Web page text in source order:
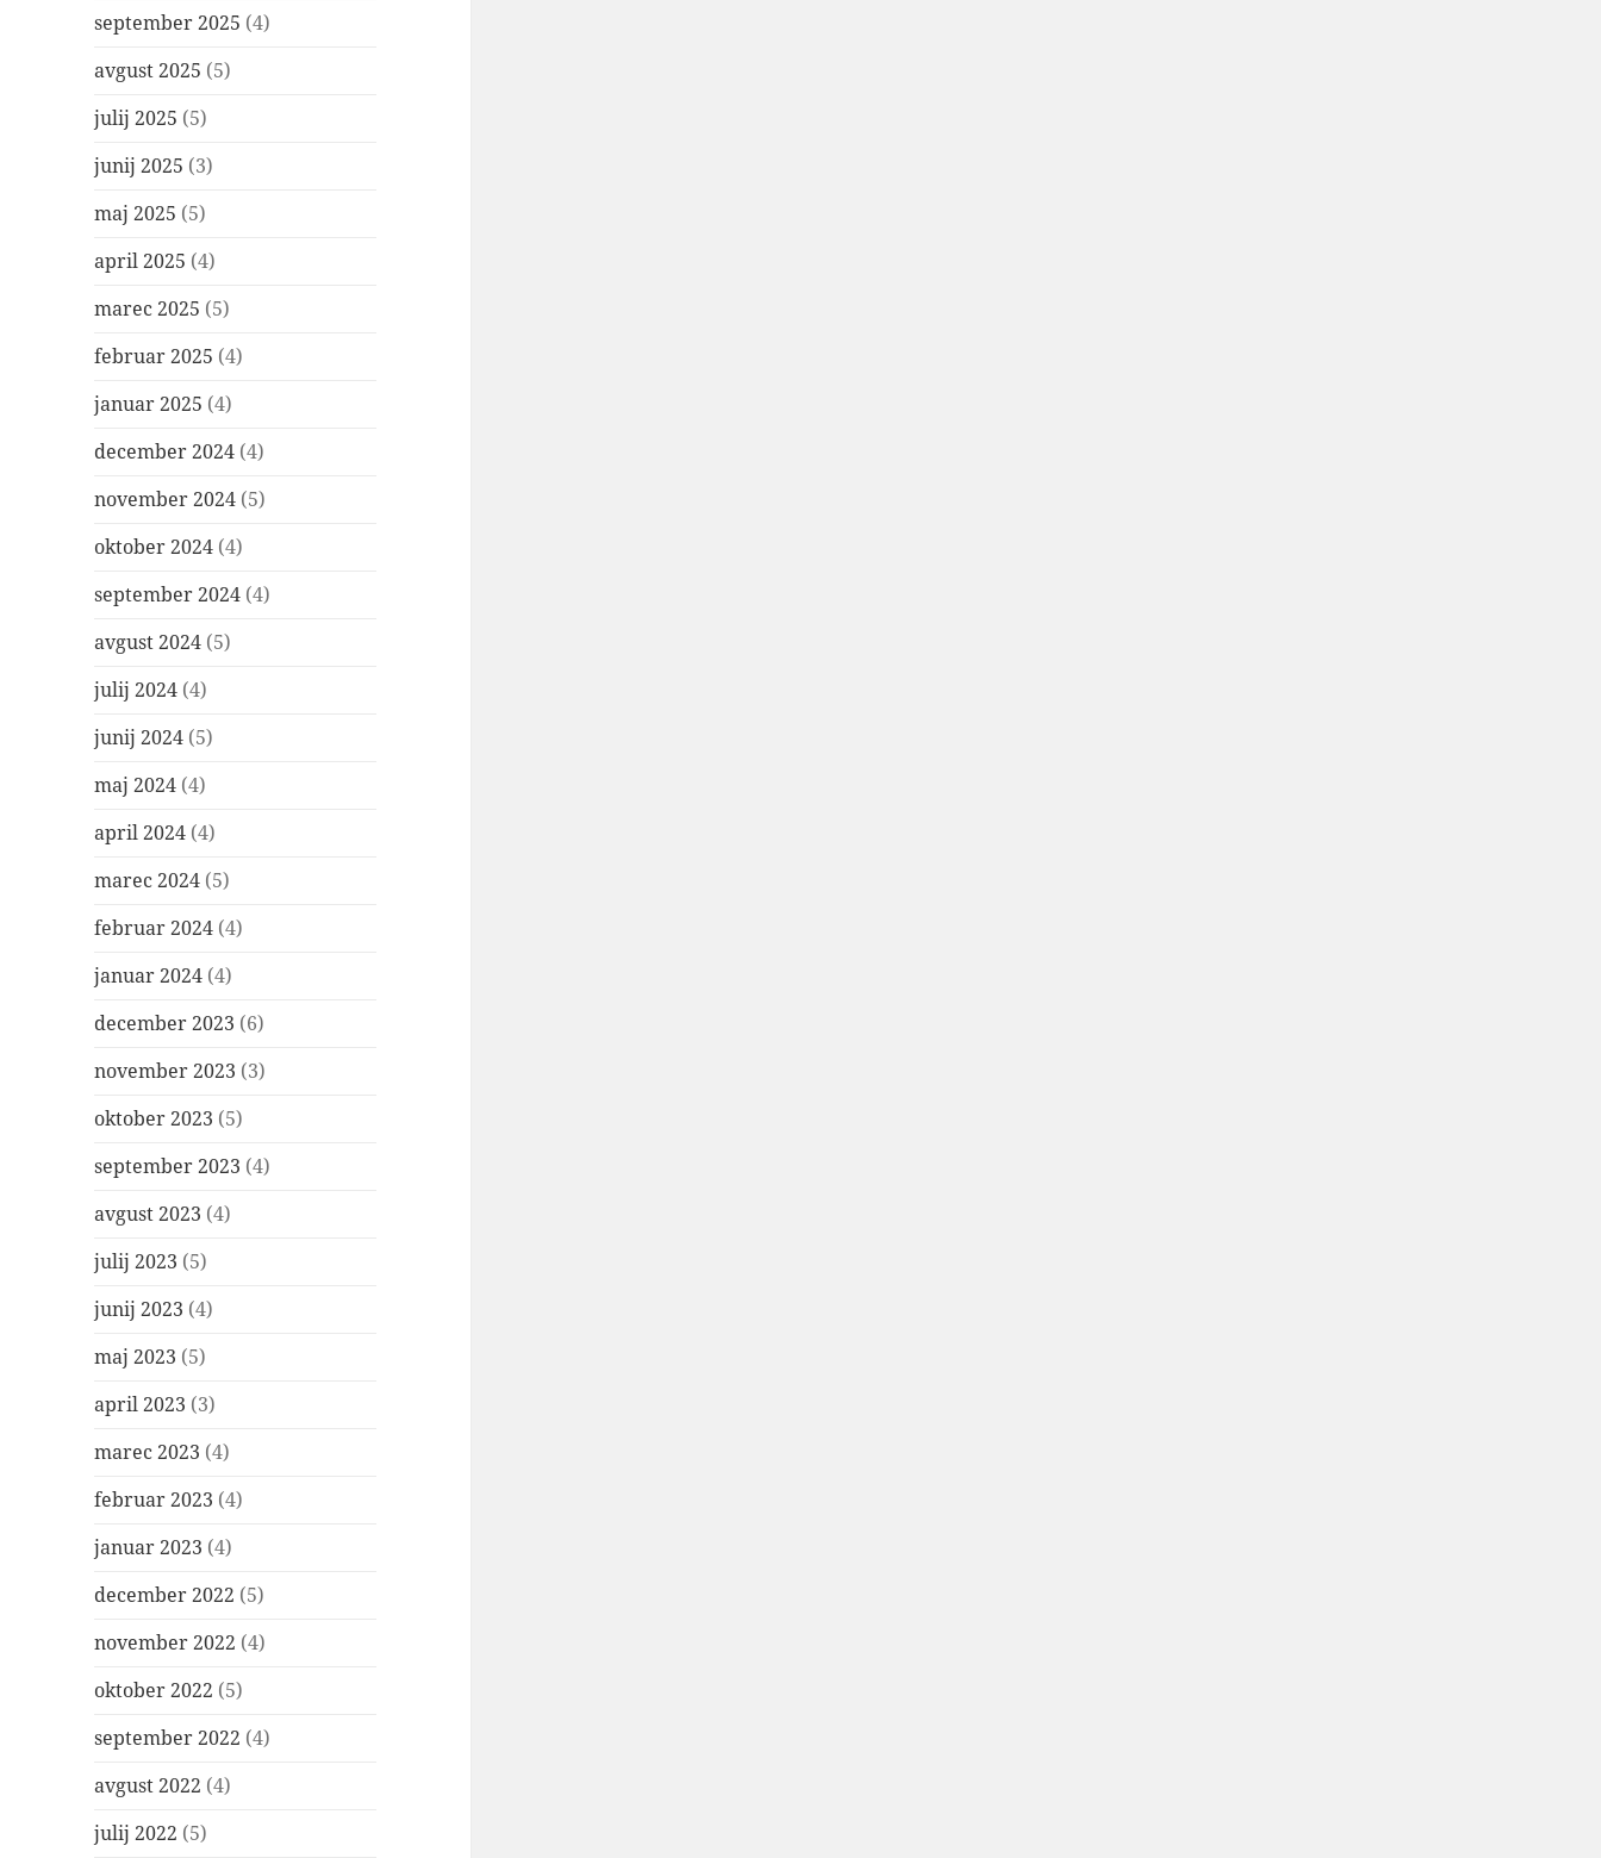
september 2025 (4)
avgust 2025 (5)
julij 2025 (5)
junij 2025 (3)
maj 2025 (5)
april 2025 (4)
marec 2025 (5)
februar 2025 (4)
januar 2025 (4)
december 2024 (4)
november 2024 (5)
oktober 2024 (4)
september 2024 (4)
avgust 2024 (5)
julij 2024 (4)
junij 2024 (5)
maj 2024 (4)
april 2024 (4)
marec 2024 (5)
februar 2024 (4)
januar 2024 (4)
december 2023 (6)
november 2023 (3)
oktober 2023 (5)
september 2023 (4)
avgust 2023 (4)
julij 2023 (5)
junij 2023 (4)
maj 2023 (5)
april 2023 (3)
marec 2023 (4)
februar 2023 (4)
januar 2023 (4)
december 2022 (5)
november 2022 (4)
oktober 2022 (5)
september 2022 (4)
avgust 2022 (4)
julij 2022 (5)